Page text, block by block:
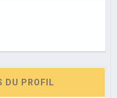
DU PROFIL